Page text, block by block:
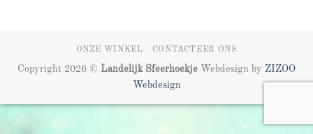
ONZE WINKEL CONTACTEER ONS
Copyright 2026 © Landelijk Sfeerhoekje Webdesign by ZIZOO
Webdesign